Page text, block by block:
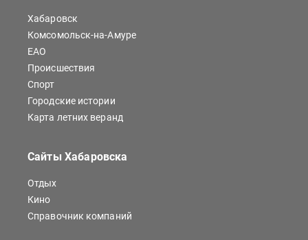
Хабаровск
Комсомольск-на-Амуре
ЕАО
Происшествия
Спорт
Городские истории
Карта летних веранд
Сайты Хабаровска
Отдых
Кино
Справочник компаний